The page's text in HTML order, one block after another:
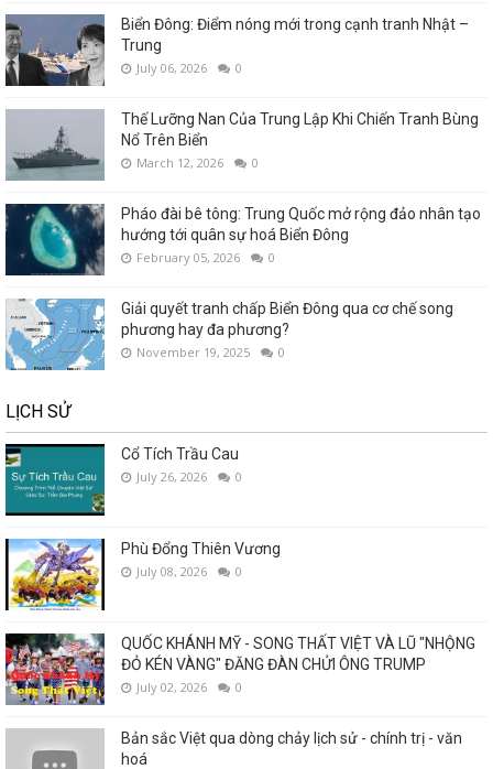
Biển Đông: Điểm nóng mới trong cạnh tranh Nhật –
Trung
July 06, 2026 0
Thế Lưỡng Nan Của Trung Lập Khi Chiến Tranh Bùng
Nổ Trên Biển
March 12, 2026 0
Pháo đài bê tông: Trung Quốc mở rộng đảo nhân tạo
hướng tới quân sự hoá Biển Đông
February 05, 2026 0
Giải quyết tranh chấp Biển Đông qua cơ chế song
phương hay đa phương?
November 19, 2025 0
LỊCH SỬ
Cổ Tích Trầu Cau
July 26, 2026 0
Phù Đổng Thiên Vương
July 08, 2026 0
QUỐC KHÁNH MỸ - SONG THẤT VIỆT VÀ LŨ "NHỘNG
ĐỎ KÉN VÀNG" ĐĂNG ĐÀN CHỬI ÔNG TRUMP
July 02, 2026 0
Bản sắc Việt qua dòng chảy lịch sử - chính trị - văn
hoá